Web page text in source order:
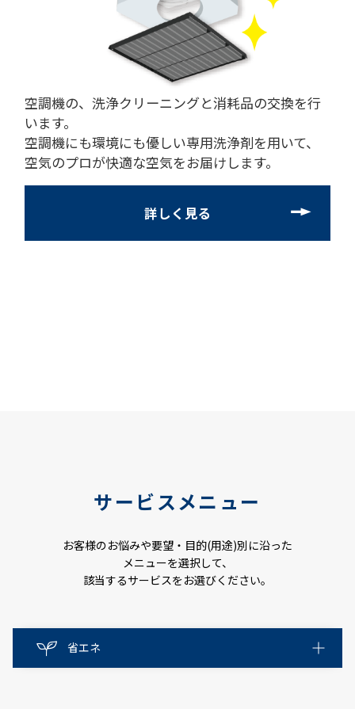
空調機の、洗浄クリーニングと消耗品の交換を行
います。
空調機にも環境にも優しい専用洗浄剤を用いて、
空気のプロが快適な空気をお届けします。
詳しく見る
サービスメニュー
お客様のお悩みや要望・目的(用途)別に沿った
メニューを選択して、
該当するサービスをお選びください。
省エネ